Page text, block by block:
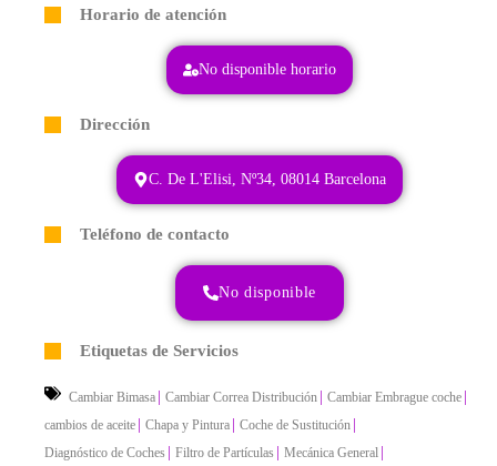
Horario de atención
No disponible horario
Dirección
C. De L'Elisi, Nº34, 08014 Barcelona
Teléfono de contacto
No disponible
Etiquetas de Servicios
Cambiar Bimasa Cambiar Correa Distribución Cambiar Embrague coche
cambios de aceite Chapa y Pintura Coche de Sustitución
Diagnóstico de Coches Filtro de Partículas Mecánica General